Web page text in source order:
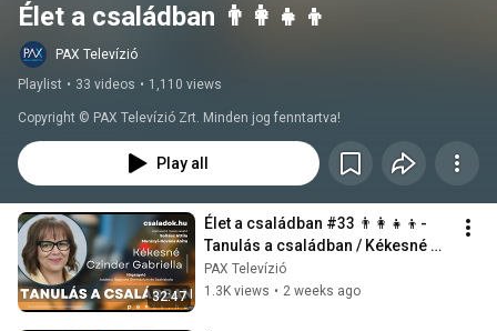
Élet a családban 👨‍👩‍👧‍👦
PAX Televízió
Playlist • 33 videos • 1,110 views
Copyright © PAX Televízió Zrt. Minden jog fenntartva!
Play all
32:47
Élet a családban #33 👨‍👩‍👧‍👦-
Tanulás a családban / Kékesné
Czinder Gabriella
PAX Televízió
1.3K views • 2 weeks ago